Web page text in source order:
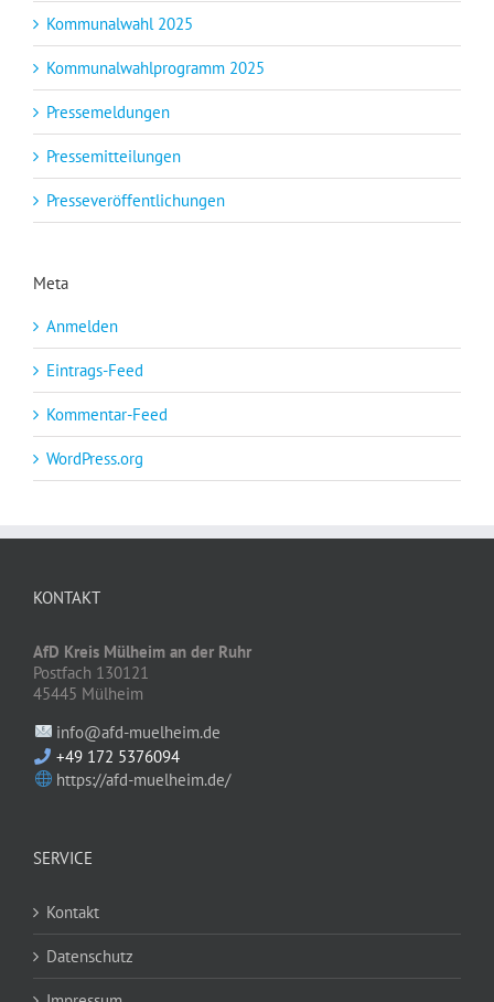
Kommunalwahl 2025
Kommunalwahlprogramm 2025
Pressemeldungen
Pressemitteilungen
Presseveröffentlichungen
Meta
Anmelden
Eintrags-Feed
Kommentar-Feed
WordPress.org
KONTAKT
AfD Kreis Mülheim an der Ruhr
Postfach 130121
45445 Mülheim
info@afd-muelheim.de
+49 172 5376094
https://afd-muelheim.de/
SERVICE
Kontakt
Datenschutz